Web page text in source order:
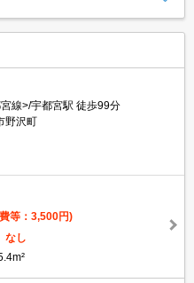
線>/宇都宮駅 徒歩99分
野沢町
等：3,500円)
なし